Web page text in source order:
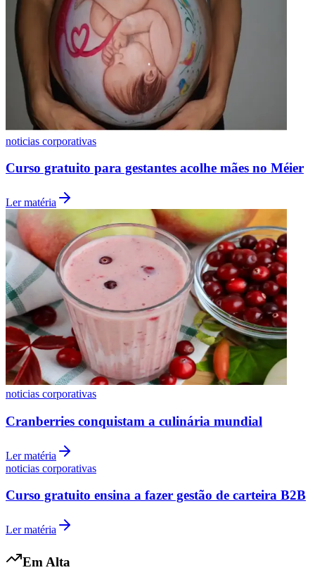
Botafogo
noticias corporativas
Curso gratuito para gestantes acolhe mães no Méier
Ler matéria
noticias corporativas
Cranberries conquistam a culinária mundial
Ler matéria
noticias corporativas
Curso gratuito ensina a fazer gestão de carteira B2B
Ler matéria
Em Alta